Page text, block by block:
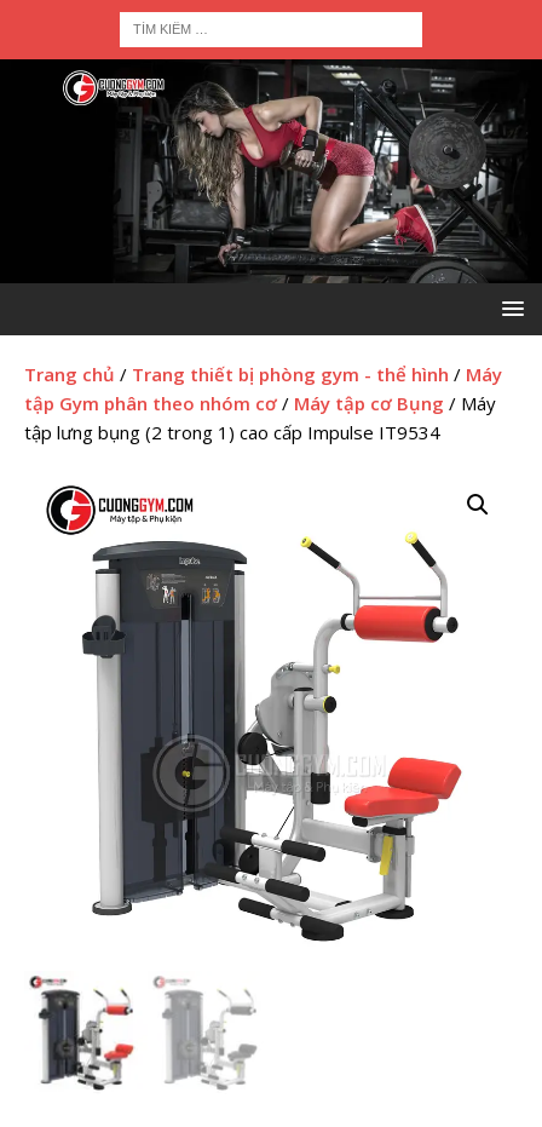
Trang chủ / Trang thiết bị phòng gym - thể hình / Máy
tập Gym phân theo nhóm cơ / Máy tập cơ Bụng / Máy
tập lưng bụng (2 trong 1) cao cấp Impulse IT9534